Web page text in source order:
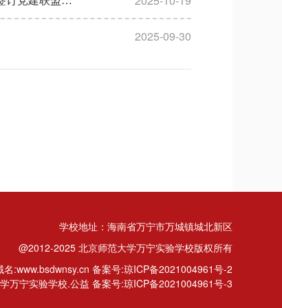
2025-09-30
学校地址：海南省万宁市万城镇城北新区
@2012-2025 北京师范大学万宁实验学校版权所有
名:www.bsdwnsy.cn 备案号:琼ICP备2021004961号-2
万宁实验学校.公益 备案号:琼ICP备2021004961号-3